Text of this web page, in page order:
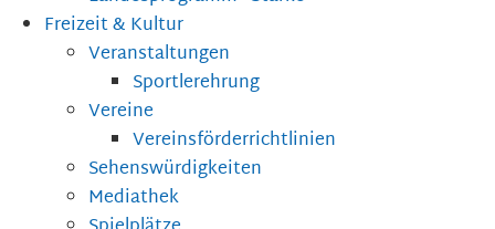
Freizeit & Kultur
Veranstaltungen
Sportlerehrung
Vereine
Vereinsförderrichtlinien
Sehenswürdigkeiten
Mediathek